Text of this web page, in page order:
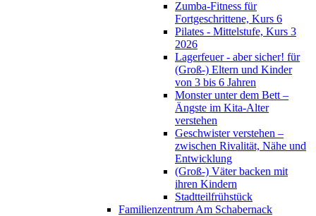
Zumba-Fitness für
Fortgeschrittene, Kurs 6
Pilates - Mittelstufe, Kurs 3
2026
Lagerfeuer - aber sicher! für
(Groß-) Eltern und Kinder
von 3 bis 6 Jahren
Monster unter dem Bett –
Ängste im Kita-Alter
verstehen
Geschwister verstehen –
zwischen Rivalität, Nähe und
Entwicklung
(Groß-) Väter backen mit
ihren Kindern
Stadtteilfrühstück
Familienzentrum Am Schabernack